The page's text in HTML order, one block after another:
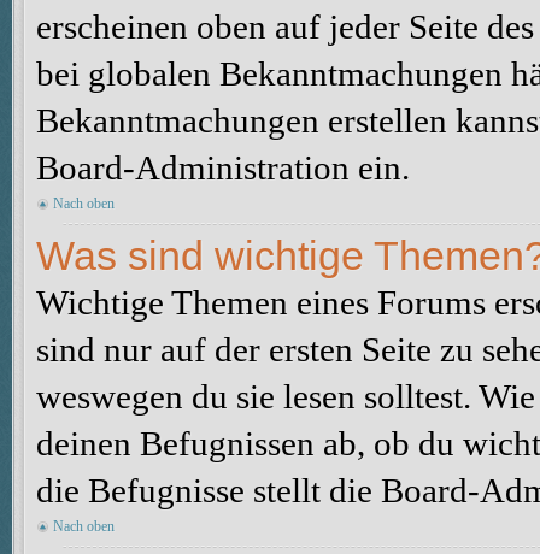
erscheinen oben auf jeder Seite
bei globalen Bekanntmachungen
Bekanntmachungen erstellen
Board-Administration ein.
Nach oben
Was sind wichtige
Wichtige Themen eines Forums
sind nur auf der ersten Seite zu
weswegen du sie lesen solltest.
deinen Befugnissen ab, ob du
die Befugnisse stellt die Board-
Nach oben